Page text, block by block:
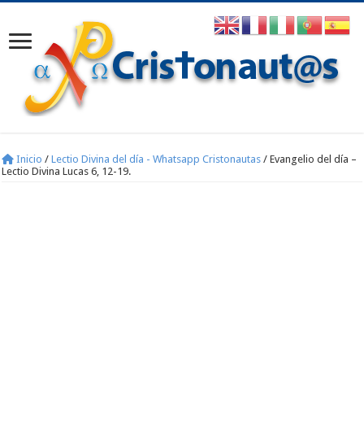
Inicio / Lectio Divina del día - Whatsapp Cristonautas / Evangelio del día –
Lectio Divina Lucas 6, 12-19.